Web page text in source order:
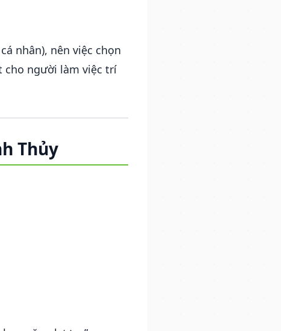
nhân), nên việc chọn
cho người làm việc trí
Thủy